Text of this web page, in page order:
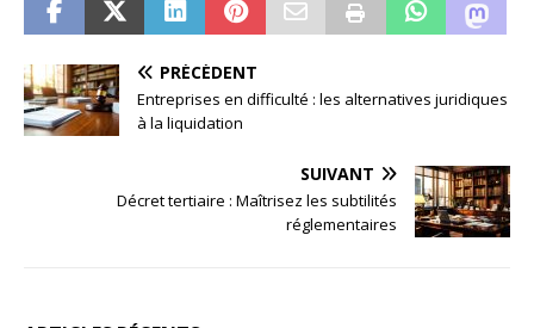
PRÉCÉDENT
Entreprises en difficulté : les alternatives juridiques
à la liquidation
SUIVANT
Décret tertiaire : Maîtrisez les subtilités
réglementaires